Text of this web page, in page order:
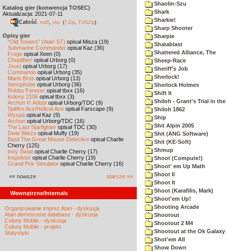
Katalog gier (konwencja TOSEC)
Aktualizacja: 2021-07-11
Całość md5 sha (7-Zip TUGZip)
Opisy gier
"Old Towers" (Atari ST) opisał Misza (19)
Submarine Commander opisał Kaz (36)
Frogs opisał Xeen (0)
Choplifter! opisał Urborg (0)
Joust opisał Urborg (17)
Commando opisał Urborg (35)
Mario Bros opisał Urborg (13)
Xenophobe opisał Urborg (36)
Robbo Forever opisał tbxx (16)
Kolony 2106 opisał tbxx (3)
Archon II: Adept opisał Urborg/TDC (9)
Spitfire Ace/Hellcat Ace opisał Farscape (9)
Wyspa opisał Kaz (9)
Archon opisał Urborg/TDC (16)
The Last Starfighter opisał TDC (30)
Dwie Wieże opisał Muffy (19)
Basil The Great Mouse Detective opisał Charlie
Cherry (125)
Inny Świat opisał Charlie Cherry (17)
Inspektor opisał Charlie Cherry (19)
Grand Prix Simulator opisał Charlie Cherry (16)
«« nowsze starsze »»
Wewnętrzne/Internals
Organizowanie imprez Atari - dyskusja
Atari demoscene database - dyskusja
Colony Mobile - dyskusja
Colony Mobile - projekt
Statystyki
Shaolin-Szu
Shark
Sharkie!
Sharp Shooter
Sharpie
Shatablast
Shattered Alliance, The
Sheep-Race
Sheriff's Job
Sherlock!
Sherlock Holmes
Shift It
Shiloh - Grant's Trial in the
Shiloh 1862
Ship
Shit Alpin 2005
Shit (ANG Software)
Shit (KE-Soft)
Shmup
Shoot (Compute!)
Shoot' em Up Math
Shoot II
Shoot It
Shoot (Karafilis, Mark)
Shoot'em Up!
Shooting Arcade
Shootout
Shootout 2 M4
Shootout at the Ok Galaxy
Shot'em All
Show Down